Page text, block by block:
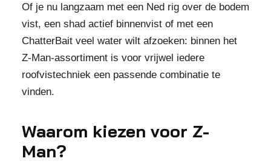
Of je nu langzaam met een Ned rig over de bodem
vist, een shad actief binnenvist of met een
ChatterBait veel water wilt afzoeken: binnen het
Z-Man-assortiment is voor vrijwel iedere
roofvistechniek een passende combinatie te
vinden.
Waarom kiezen voor Z-
Man?